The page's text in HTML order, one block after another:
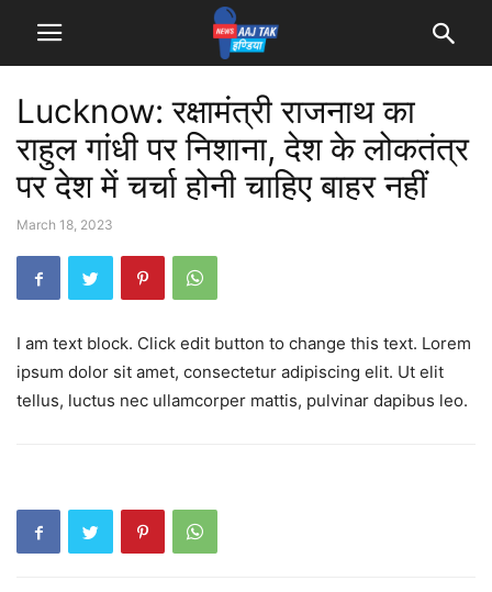
Lucknow: रक्षामंत्री राजनाथ का
राहुल गांधी पर निशाना, देश के लोकतंत्र
पर देश में चर्चा होनी चाहिए बाहर नहीं
March 18, 2023
I am text block. Click edit button to change this text. Lorem
ipsum dolor sit amet, consectetur adipiscing elit. Ut elit
tellus, luctus nec ullamcorper mattis, pulvinar dapibus leo.